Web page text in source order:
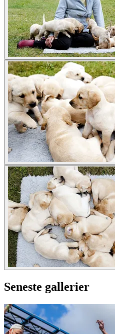
Seneste gallerier